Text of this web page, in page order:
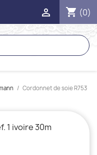
shopping_cart (0)

Cordonnet de soie R753